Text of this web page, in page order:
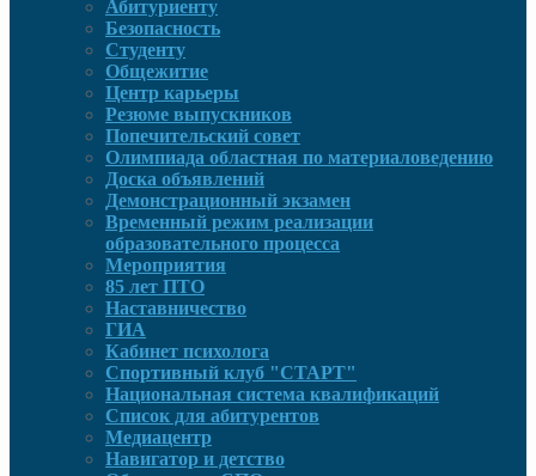
Абитуриенту
Безопасность
Студенту
Общежитие
Центр карьеры
Резюме выпускников
Попечительский совет
Олимпиада областная по материаловедению
Доска объявлений
Демонстрационный экзамен
Временный режим реализации
образовательного процесса
Мероприятия
85 лет ПТО
Наставничество
ГИА
Кабинет психолога
Спортивный клуб "СТАРТ"
Национальная система квалификаций
Список для абитурентов
Медиацентр
Навигатор и детство